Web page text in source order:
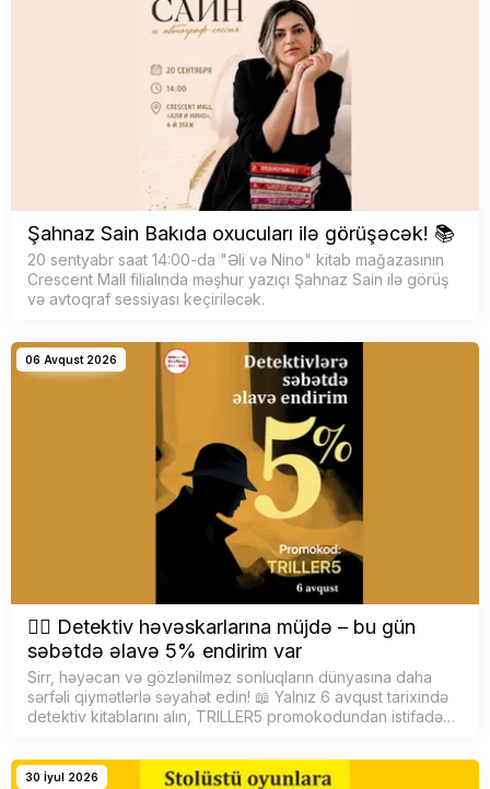
Şahnaz Sain Bakıda oxucuları ilə görüşəcək! 📚
20 sentyabr saat 14:00-da "Əli və Nino" kitab mağazasının
Crescent Mall filialında məşhur yazıçı Şahnaz Sain ilə görüş
və avtoqraf sessiyası keçiriləcək.
06 Avqust 2026
🕵️‍♂️ Detektiv həvəskarlarına müjdə – bu gün
səbətdə əlavə 5% endirim var
Sirr, həyəcan və gözlənilməz sonluqların dünyasına daha
sərfəli qiymətlərlə səyahət edin! 📖 Yalnız 6 avqust tarixində
detektiv kitablarını alın, TRILLER5 promokodundan istifadə
30 İyul 2026